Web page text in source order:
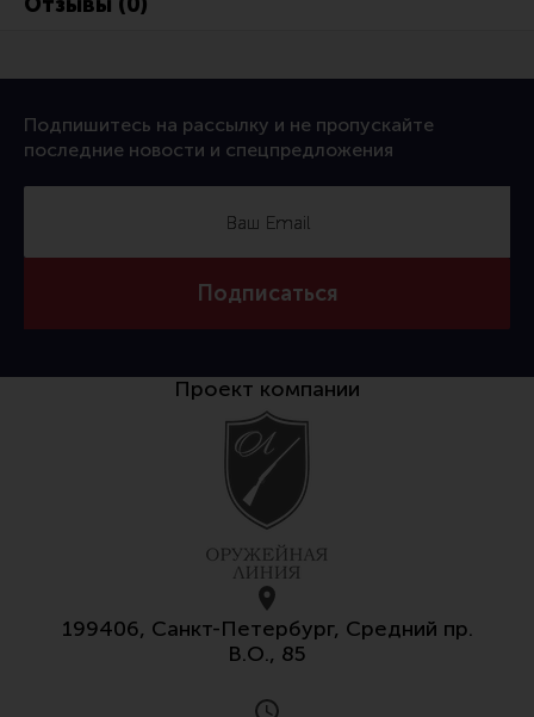
Подпишитесь на рассылку и не пропускайте
последние новости и спецпредложения
Подписаться
Проект компании
199406, Санкт-Петербург, Средний пр.
В.О., 85